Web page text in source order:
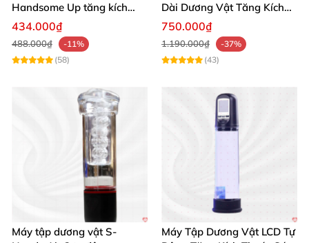
Handsome Up tăng kích
thước hiệu quả nhanh
434.000₫
488.000₫
-11%
(58)
Dài Dương Vật Tăng Kích
Thước Hiệu Quả
750.000₫
1.190.000₫
-37%
(43)
Máy tập dương vật S-
Máy Tập Dương Vật LCD Tự